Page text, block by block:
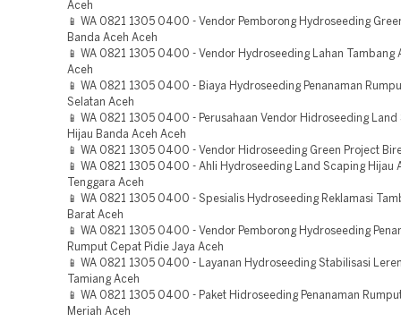
Aceh
📱 WA 0821 1305 0400 - Vendor Pemborong Hydroseeding
Banda Aceh Aceh
📱 WA 0821 1305 0400 - Vendor Hydroseeding Lahan Tambang
Aceh
📱 WA 0821 1305 0400 - Biaya Hydroseeding Penanaman
Selatan Aceh
📱 WA 0821 1305 0400 - Perusahaan Vendor Hidroseeding Land
Hijau Banda Aceh Aceh
📱 WA 0821 1305 0400 - Vendor Hidroseeding Green Project
📱 WA 0821 1305 0400 - Ahli Hydroseeding Land Scaping Hijau
Tenggara Aceh
📱 WA 0821 1305 0400 - Spesialis Hydroseeding Reklamasi
Barat Aceh
📱 WA 0821 1305 0400 - Vendor Pemborong Hydroseeding
Rumput Cepat Pidie Jaya Aceh
📱 WA 0821 1305 0400 - Layanan Hydroseeding Stabilisasi
Tamiang Aceh
📱 WA 0821 1305 0400 - Paket Hidroseeding Penanaman
Meriah Aceh